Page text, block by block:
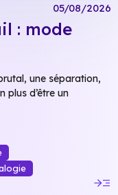
05/08/2026
: mode
une séparation,
plus d’être un
read_more